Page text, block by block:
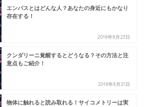
エンパスとはどんな人？あなたの身近にもかなり
存在する！
2018年8月23日
クンダリーニ覚醒するとどうなる？その方法と注
意点もご紹介！
2018年8月21日
物体に触れると読み取れる！サイコメトリーは実